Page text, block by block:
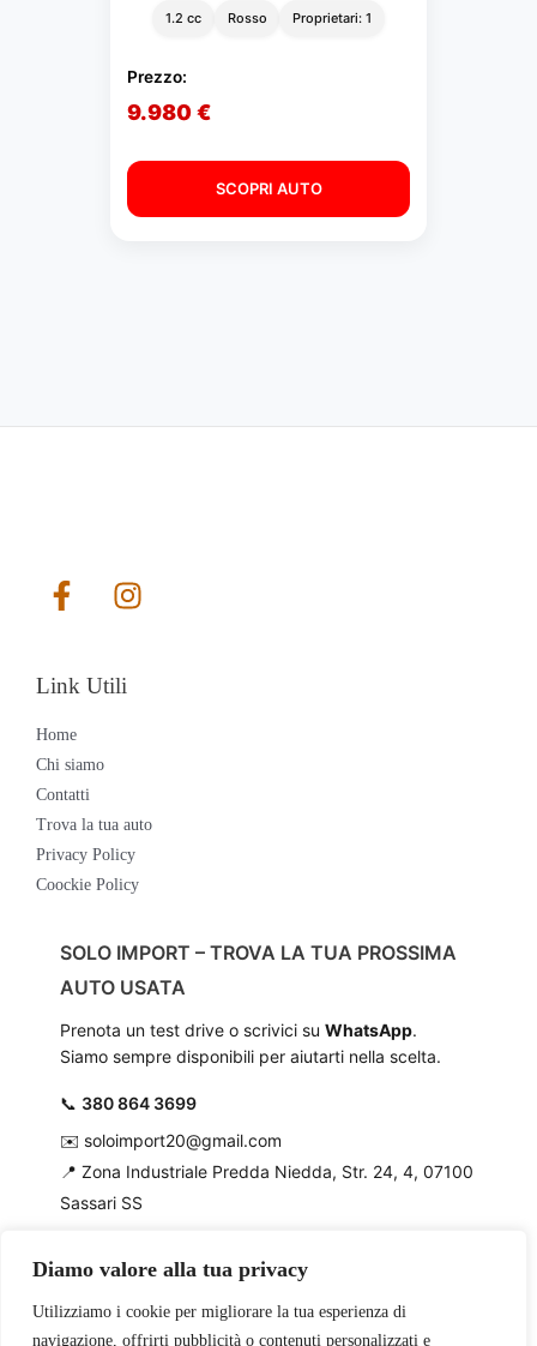
Diamo valore alla tua privacy
Utilizziamo i cookie per migliorare la tua esperienza di
navigazione, offrirti pubblicità o contenuti personalizzati e
1.2 cc Rosso Proprietari: 1
Prezzo:
9.980 €
SCOPRI AUTO
Link Utili
Home
Chi siamo
Contatti
Trova la tua auto
Privacy Policy
Coockie Policy
SOLO IMPORT – TROVA LA TUA PROSSIMA
AUTO USATA
Prenota un test drive o scrivici su WhatsApp.
Siamo sempre disponibili per aiutarti nella scelta.
📞 380 864 3699
✉️ soloimport20@gmail.com
📍 Zona Industriale Predda Niedda, Str. 24, 4, 07100
Sassari SS